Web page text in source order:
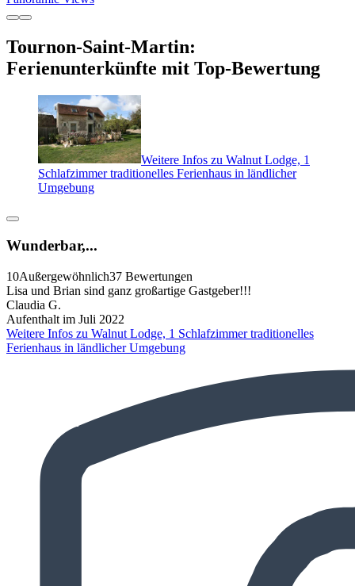
Tournon-Saint-Martin:
Ferienunterkünfte mit Top-Bewertung
Weitere Infos zu Walnut Lodge, 1
Schlafzimmer traditionelles Ferienhaus in ländlicher
Umgebung
Wunderbar,...
10Außergewöhnlich37 Bewertungen
Lisa und Brian sind ganz großartige Gastgeber!!!
Claudia G.
Aufenthalt im Juli 2022
Weitere Infos zu Walnut Lodge, 1 Schlafzimmer traditionelles
Ferienhaus in ländlicher Umgebung